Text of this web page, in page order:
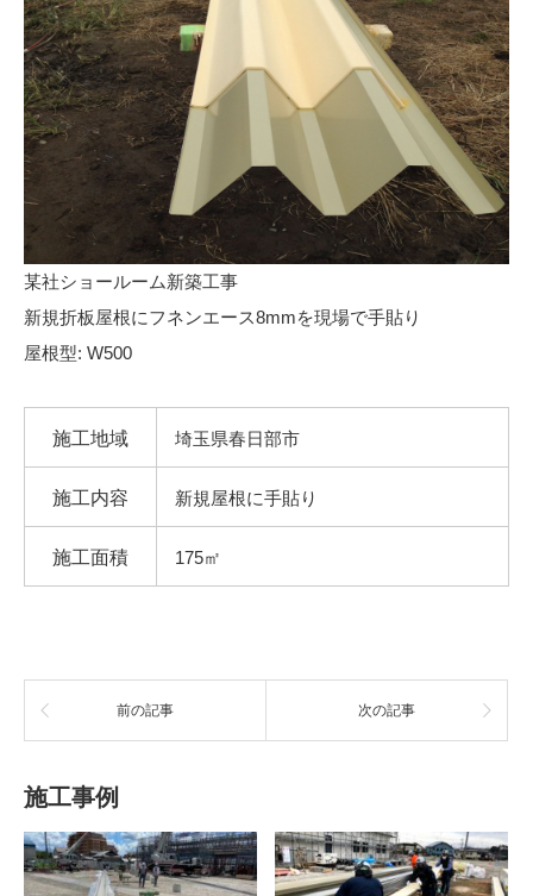
某社ショールーム新築工事
新規折板屋根にフネンエース8mmを現場で手貼り
屋根型: W500
施工地域 埼玉県春日部市
施工内容 新規屋根に手貼り
施工面積 175㎡
前の記事 次の記事
施工事例